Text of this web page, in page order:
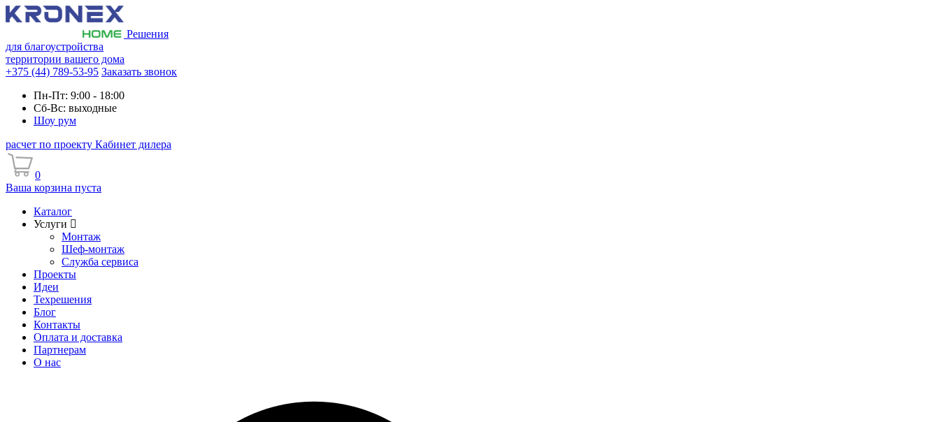
Решения
для благоустройства
территории вашего дома
+375 (44) 789-53-95 Заказать звонок
Пн-Пт: 9:00 - 18:00
Сб-Вс: выходные
Шоу рум
расчет по проекту Кабинет дилера
0
Ваша корзина пуста
Каталог
Услуги
Монтаж
Шеф-монтаж
Служба сервиса
Проекты
Идеи
Техрешения
Блог
Контакты
Оплата и доставка
Партнерам
О нас